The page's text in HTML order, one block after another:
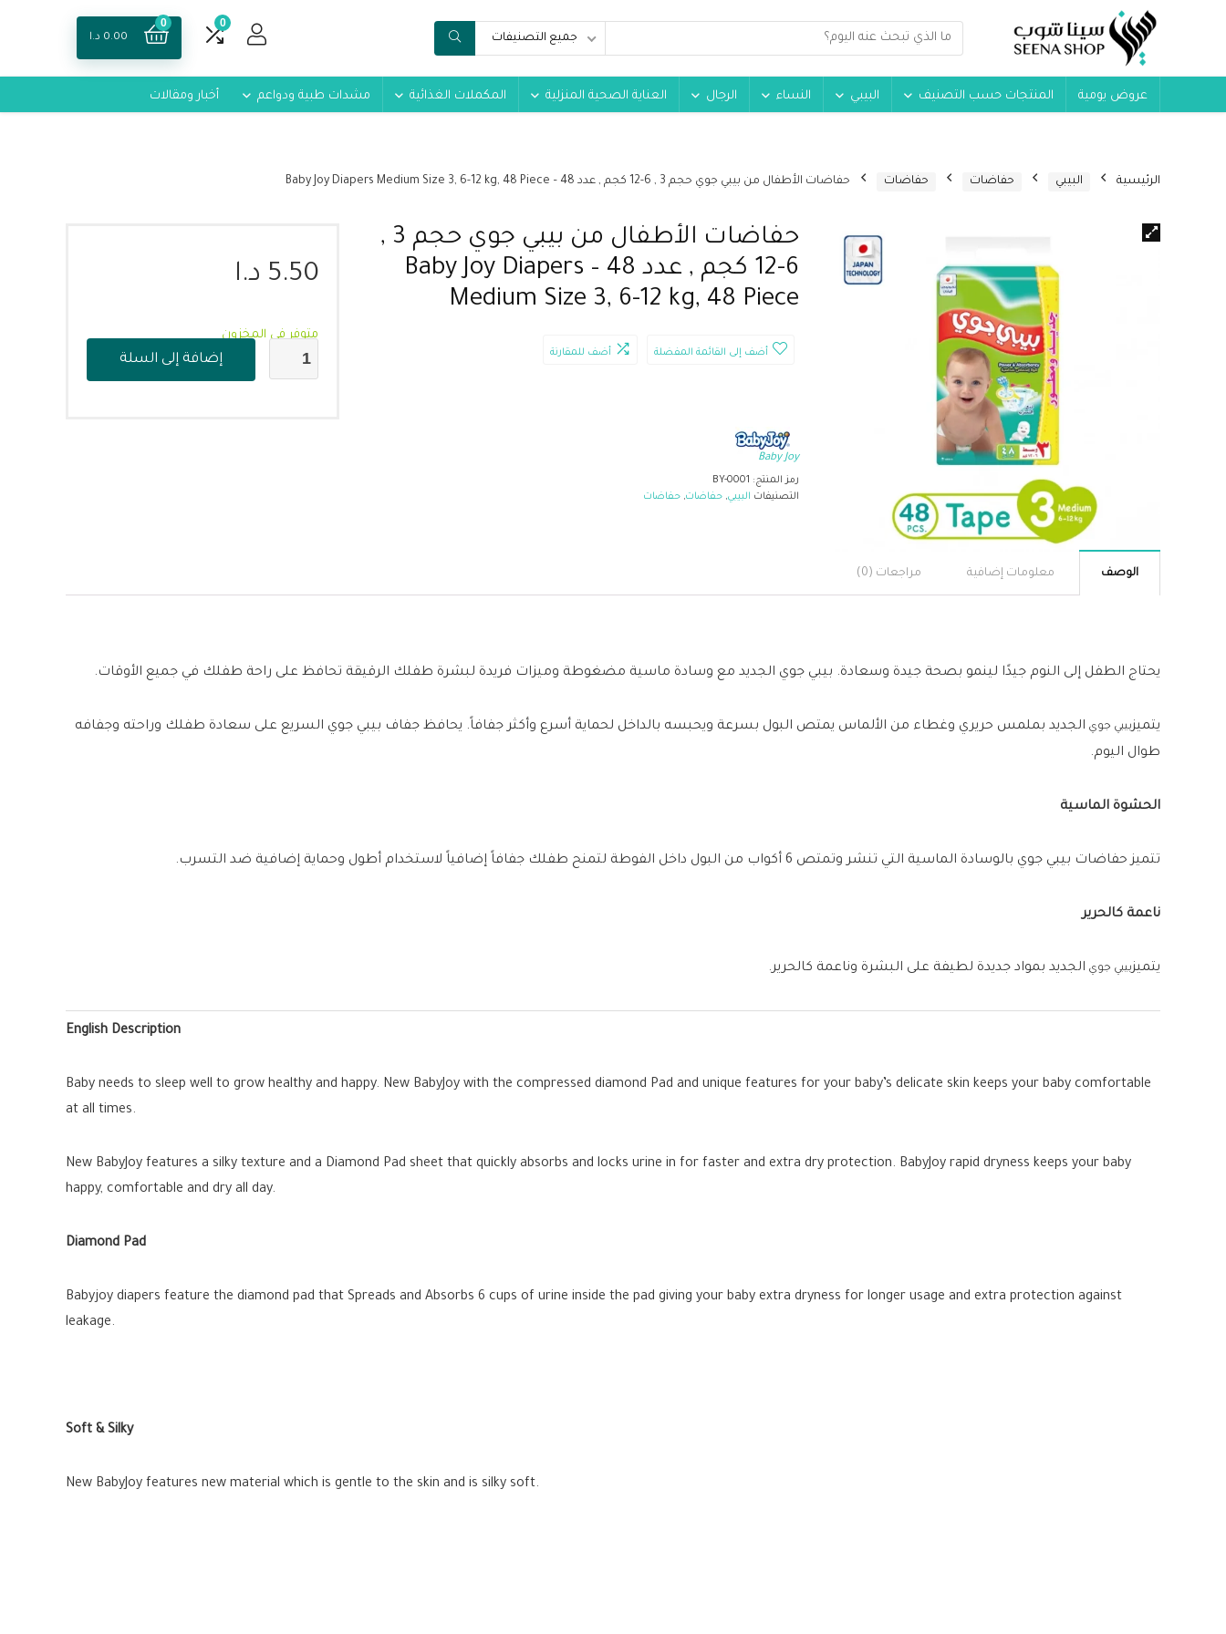
جميع التصنيفات
0
0
0.00 د.ا
عروض يومية المنتجات حسب التصنيف البيبي النساء الرجال العناية الصحية المنزلية المكملات الغذائية مشدات طبية ودواعم أخبار ومقالات
الرئيسية البيبي حفاضات حفاضات حفاضات الأطفال من بيبي جوي حجم 3 , 6-12 كجم , عدد 48 – Baby Joy Diapers Medium Size 3, 6-12 kg, 48 Piece
حفاضات الأطفال من بيبي جوي حجم 3 ,
6-12 كجم , عدد 48 – Baby Joy Diapers
Medium Size 3, 6-12 kg, 48 Piece
أضف إلى القائمة المفضلة أضف للمقارنة
Baby Joy
رمز المنتج: BY-0001
التصنيفات البيبي, حفاضات, حفاضات
5.50 د.ا
متوفر في المخزون
إضافة إلى السلة
الوصف معلومات إضافية مراجعات (0)
يحتاج الطفل إلى النوم جيدًا لينمو بصحة جيدة وسعادة. بيبي جوي الجديد مع وسادة ماسية مضغوطة وميزات فريدة لبشرة طفلك الرقيقة تحافظ على راحة طفلك في جميع الأوقات.
يتميزبيبي جوي الجديد بملمس حريري وغطاء من الألماس يمتص البول بسرعة ويحبسه بالداخل لحماية أسرع وأكثر جفافاً. يحافظ جفاف بيبي جوي السريع على سعادة طفلك وراحته وجفافه
طوال اليوم.
الحشوة الماسية
تتميز حفاضات بيبي جوي بالوسادة الماسية التي تنشر وتمتص 6 أكواب من البول داخل الفوطة لتمنح طفلك جفافاً إضافياً لاستخدام أطول وحماية إضافية ضد التسرب.
ناعمة كالحرير
يتميزبيبي جوي الجديد بمواد جديدة لطيفة على البشرة وناعمة كالحرير.
English Description
Baby needs to sleep well to grow healthy and happy. New BabyJoy with the compressed diamond Pad and unique features for your baby’s delicate skin keeps your baby comfortable
at all times.
New BabyJoy features a silky texture and a Diamond Pad sheet that quickly absorbs and locks urine in for faster and extra dry protection. BabyJoy rapid dryness keeps your baby
happy, comfortable and dry all day.
Diamond Pad
Babyjoy diapers feature the diamond pad that Spreads and Absorbs 6 cups of urine inside the pad giving your baby extra dryness for longer usage and extra protection against
leakage.
Soft & Silky
New BabyJoy features new material which is gentle to the skin and is silky soft.